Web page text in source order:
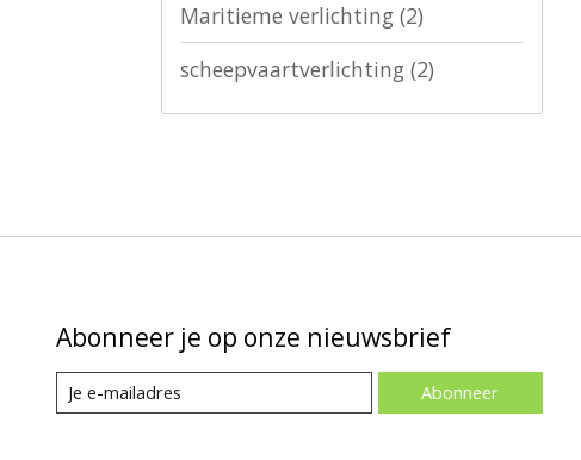
Maritieme verlichting (2)
scheepvaartverlichting (2)
Abonneer je op onze nieuwsbrief
Abonneer